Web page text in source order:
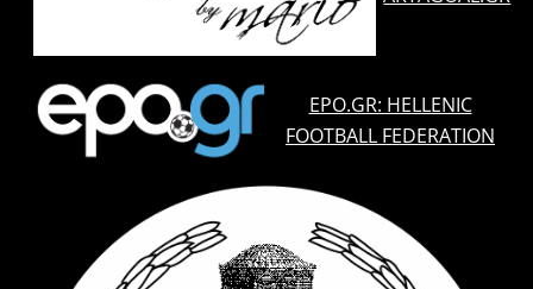
EPO.GR: HELLENIC
FOOTBALL FEDERATION